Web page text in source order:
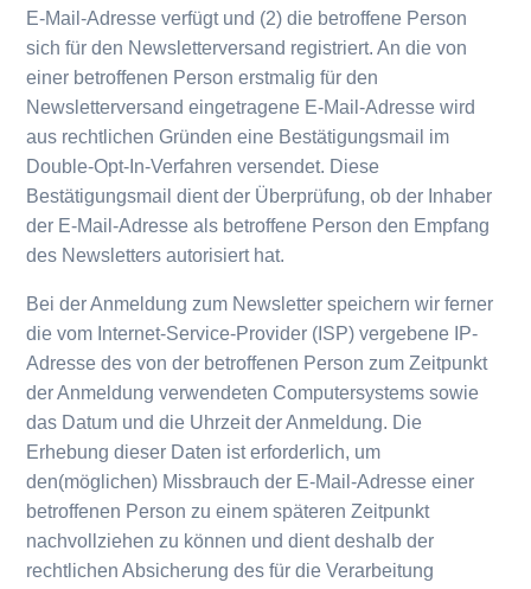
E-Mail-Adresse verfügt und (2) die betroffene Person
sich für den Newsletterversand registriert. An die von
einer betroffenen Person erstmalig für den
Newsletterversand eingetragene E-Mail-Adresse wird
aus rechtlichen Gründen eine Bestätigungsmail im
Double-Opt-In-Verfahren versendet. Diese
Bestätigungsmail dient der Überprüfung, ob der Inhaber
der E-Mail-Adresse als betroffene Person den Empfang
des Newsletters autorisiert hat.
Bei der Anmeldung zum Newsletter speichern wir ferner
die vom Internet-Service-Provider (ISP) vergebene IP-
Adresse des von der betroffenen Person zum Zeitpunkt
der Anmeldung verwendeten Computersystems sowie
das Datum und die Uhrzeit der Anmeldung. Die
Erhebung dieser Daten ist erforderlich, um
den(möglichen) Missbrauch der E-Mail-Adresse einer
betroffenen Person zu einem späteren Zeitpunkt
nachvollziehen zu können und dient deshalb der
rechtlichen Absicherung des für die Verarbeitung